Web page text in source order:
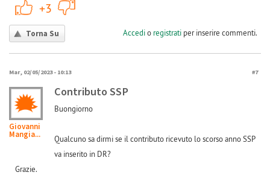
+3
Torna Su Accedio registratiper inserire commenti.
Mar, 02/05/2023 - 10:13 #7
Giovanni
Mangia...
Contributo SSP
Buongiorno
Qualcuno sa dirmi se il contributo ricevuto lo scorso anno SSP
va inserito in DR?
Grazie.